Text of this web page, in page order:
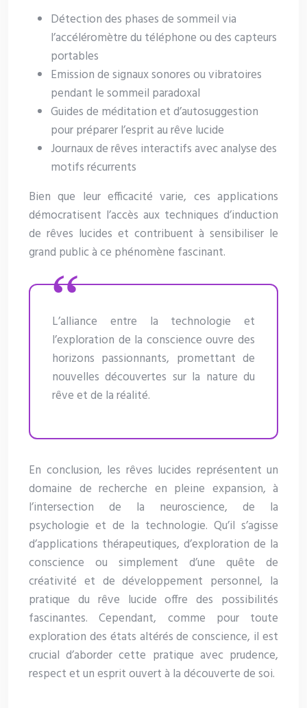
Détection des phases de sommeil via
l’accéléromètre du téléphone ou des capteurs
portables
Emission de signaux sonores ou vibratoires
pendant le sommeil paradoxal
Guides de méditation et d’autosuggestion
pour préparer l’esprit au rêve lucide
Journaux de rêves interactifs avec analyse des
motifs récurrents
Bien que leur efficacité varie, ces applications
démocratisent l’accès aux techniques d’induction
de rêves lucides et contribuent à sensibiliser le
grand public à ce phénomène fascinant.
L’alliance entre la technologie et
l’exploration de la conscience ouvre des
horizons passionnants, promettant de
nouvelles découvertes sur la nature du
rêve et de la réalité.
En conclusion, les rêves lucides représentent un
domaine de recherche en pleine expansion, à
l’intersection de la neuroscience, de la
psychologie et de la technologie. Qu’il s’agisse
d’applications thérapeutiques, d’exploration de la
conscience ou simplement d’une quête de
créativité et de développement personnel, la
pratique du rêve lucide offre des possibilités
fascinantes. Cependant, comme pour toute
exploration des états altérés de conscience, il est
crucial d’aborder cette pratique avec prudence,
respect et un esprit ouvert à la découverte de soi.